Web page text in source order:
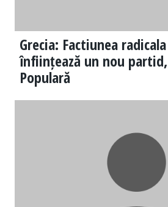
Grecia: Factiunea
înființează un nou
Populară